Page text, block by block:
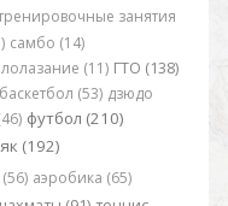
занятия
самбо (14)
(11) ГТО (138)
баскетбол (53) дзюдо
футбол (210)
(192)
аэробика (65)